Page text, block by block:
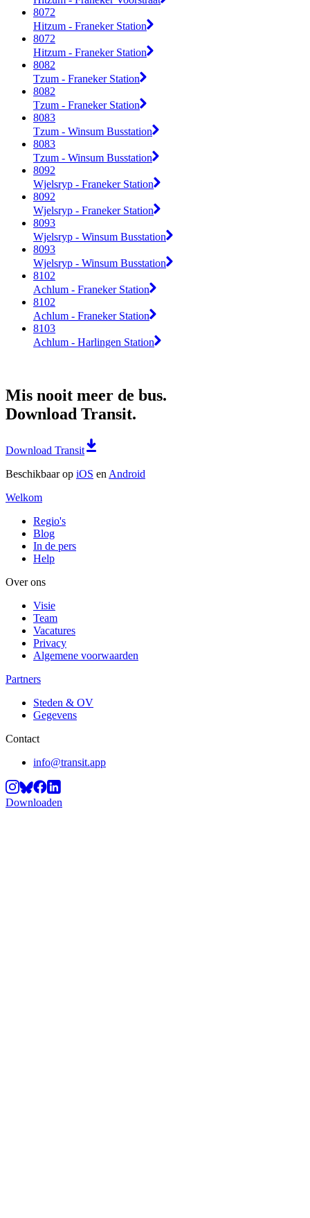
8072
Hitzum - Franeker Station
8072
Hitzum - Franeker Station
8082
Tzum - Franeker Station
8082
Tzum - Franeker Station
8083
Tzum - Winsum Busstation
8083
Tzum - Winsum Busstation
8092
Wjelsryp - Franeker Station
8092
Wjelsryp - Franeker Station
8093
Wjelsryp - Winsum Busstation
8093
Wjelsryp - Winsum Busstation
8102
Achlum - Franeker Station
8102
Achlum - Franeker Station
8103
Achlum - Harlingen Station
Mis nooit meer de bus.
Download Transit.
Download Transit
Beschikbaar op iOS en Android
Welkom
Regio's
Blog
In de pers
Help
Over ons
Visie
Team
Vacatures
Privacy
Algemene voorwaarden
Partners
Steden & OV
Gegevens
Contact
info@transit.app
Downloaden